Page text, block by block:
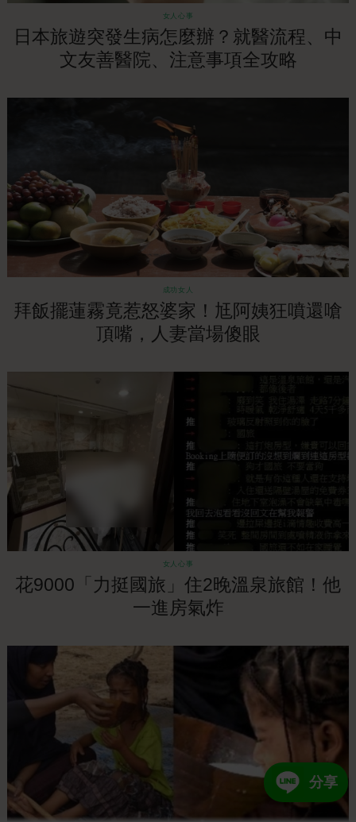
分享
女人心事
日本旅遊突發生病怎麼辦？就醫流程、中
文友善醫院、注意事項全攻略
成功女人
拜飯擺蓮霧竟惹怒婆家！尪阿姨狂噴還嗆
頂嘴，人妻當場傻眼
女人心事
花9000「力挺國旅」住2晚溫泉旅館！他
一進房氣炸